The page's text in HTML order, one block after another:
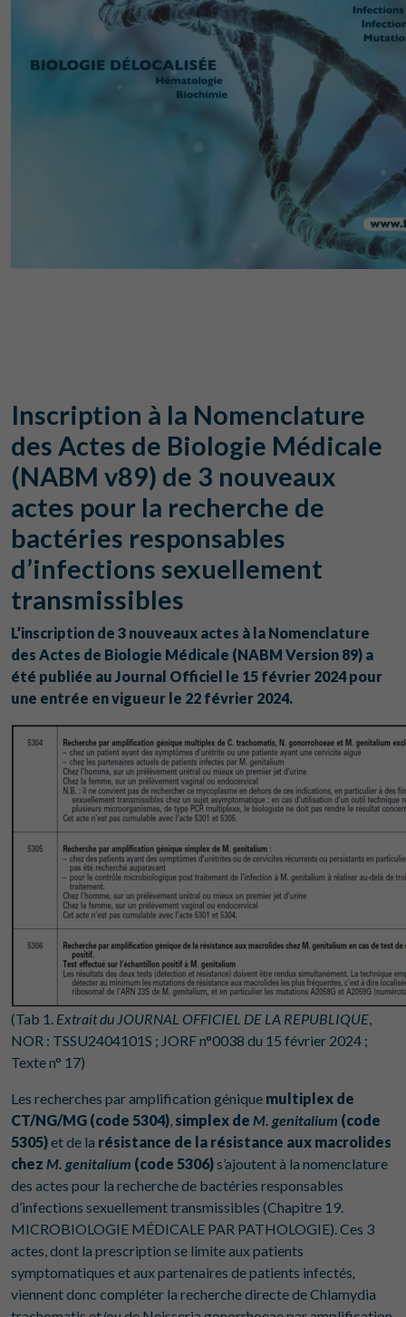
Inscription à la Nomenclature
des Actes de Biologie Médicale
(NABM v89) de 3 nouveaux
actes pour la recherche de
bactéries responsables
d’infections sexuellement
transmissibles
L’inscription de 3 nouveaux actes à la Nomenclature
des Actes de Biologie Médicale (NABM Version 89) a
été publiée au Journal Officiel le 15 février 2024 pour
une entrée en vigueur le 22 février 2024.
(Tab 1. Extrait du JOURNAL OFFICIEL DE LA REPUBLIQUE,
NOR : TSSU2404101S ; JORF n°0038 du 15 février 2024 ;
Texte n° 17)
Les recherches par amplification génique multiplex de
CT/NG/MG (code 5304), simplex de M. genitalium (code
5305)et de la résistance de la résistance aux macrolides
chez M. genitalium (code 5306)s’ajoutent à la nomenclature
des actes pour la recherche de bactéries responsables
d’infections sexuellement transmissibles (Chapitre 19.
MICROBIOLOGIE MÉDICALE PAR PATHOLOGIE). Ces 3
actes, dont la prescription se limite aux patients
symptomatiques et aux partenaires de patients infectés,
viennent donc compléter la recherche directe de Chlamydia